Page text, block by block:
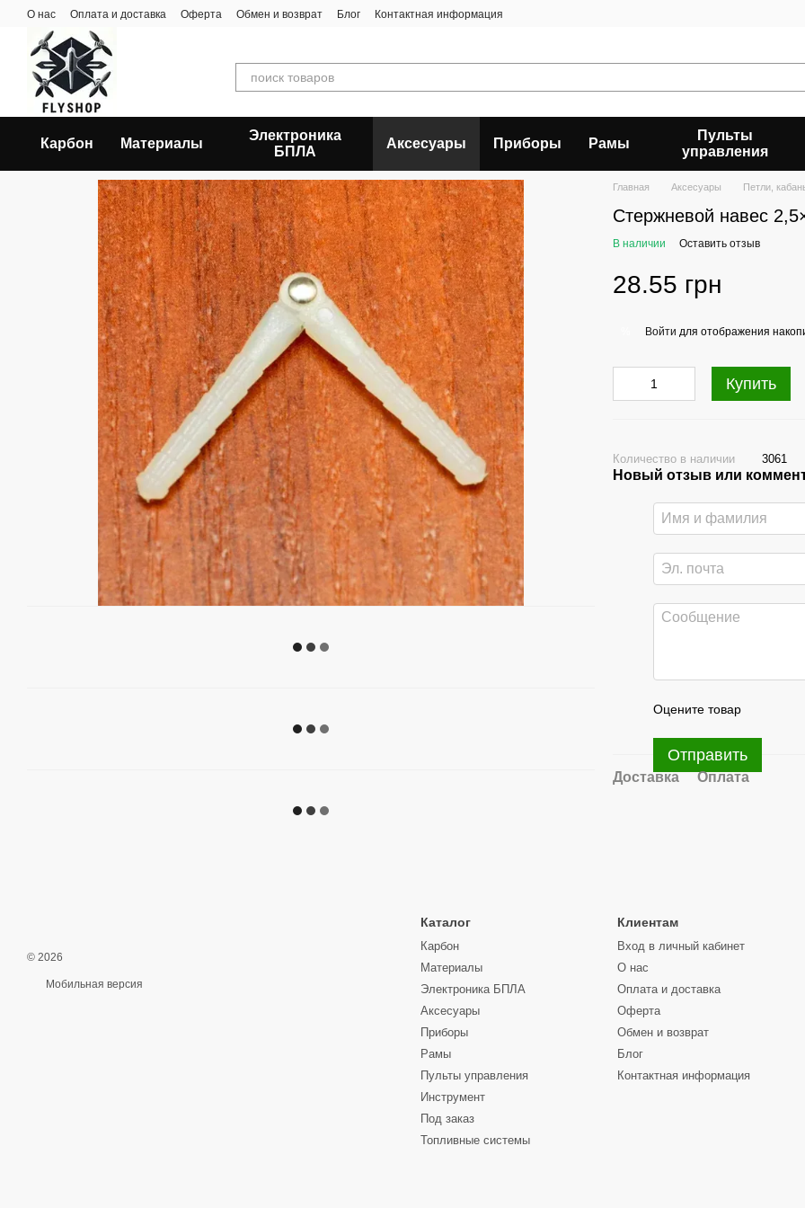
Перейти к основному контенту
О нас Оплата и доставка Оферта Обмен и возврат Блог Контактная информация
Карбон Материалы
Электроника
БПЛА
Аксесуары Приборы Рамы
Пульты
управления
Главная Аксесуары Петли,
Стержневой навес
В наличии Оставить отзыв
28.55 грн
Войти для отображения
Купить
Количество в наличии 3061
Новый отзыв или
Оцените товар
Отправить
Доставка Оплата
© 2026
Мобильная версия
Каталог
Карбон
Материалы
Электроника БПЛА
Аксесуары
Приборы
Рамы
Пульты управления
Инструмент
Под заказ
Топливные системы
Клиентам
Вход в личный кабинет
О нас
Оплата и доставка
Оферта
Обмен и возврат
Блог
Контактная информация